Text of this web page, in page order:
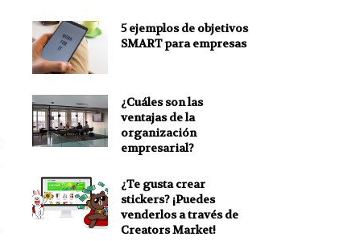
5 ejemplos de objetivos
SMART para empresas
¿Cuáles son las
ventajas de la
organización
empresarial?
¿Te gusta crear
stickers? ¡Puedes
venderlos a través de
Creators Market!